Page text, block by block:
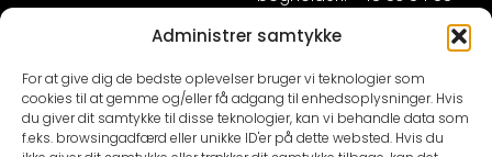
Administrer samtykke
For at give dig de bedste oplevelser bruger vi teknologier som
cookies til at gemme og/eller få adgang til enhedsoplysninger. Hvis
du giver dit samtykke til disse teknologier, kan vi behandle data som
f.eks. browsingadfærd eller unikke ID'er på dette websted. Hvis du
INFORMATION
Handelsinformation
Persondatapolitik